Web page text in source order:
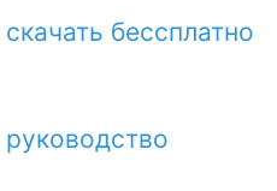
бессплатно